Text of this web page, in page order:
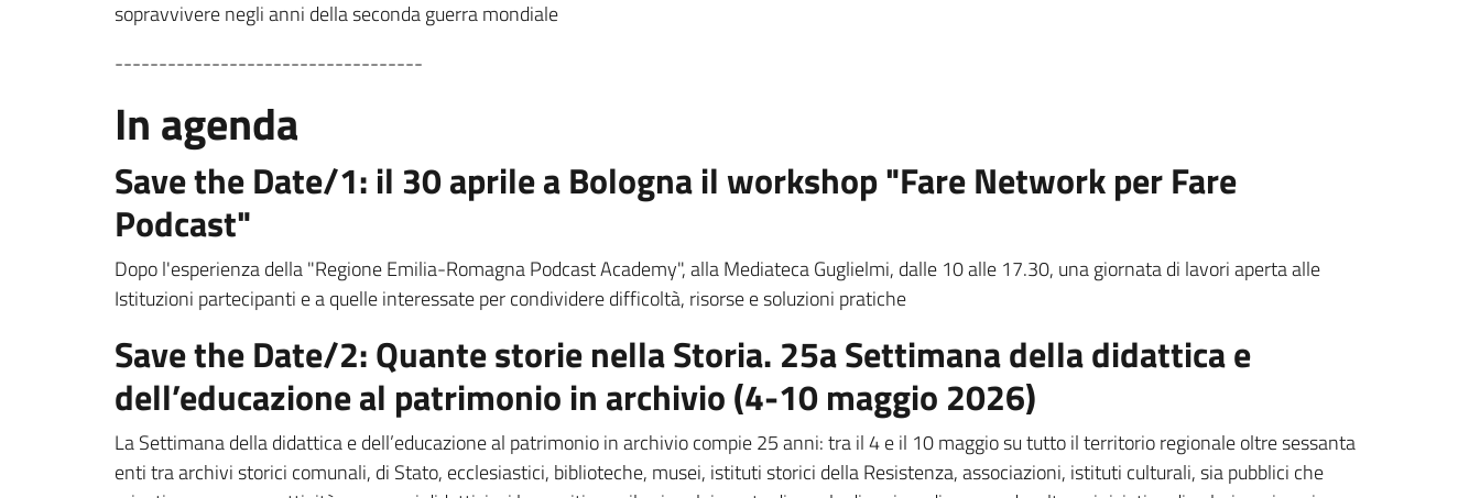
sopravvivere negli anni della seconda guerra mondiale
-----------------------------------
In agenda
Save the Date/1: il 30 aprile a Bologna il workshop "Fare Network per Fare
Podcast"
Dopo l'esperienza della "Regione Emilia-Romagna Podcast Academy", alla Mediateca Guglielmi, dalle 10 alle 17.30, una giornata di lavori aperta alle
Istituzioni partecipanti e a quelle interessate per condividere difficoltà, risorse e soluzioni pratiche
Save the Date/2:Quante storie nella Storia. 25a Settimana della didattica e
dell’educazione al patrimonio in archivio (4-10 maggio 2026)
La Settimana della didattica e dell’educazione al patrimonio in archivio compie 25 anni: tra il 4 e il 10 maggio su tutto il territorio regionale oltre sessanta
enti tra archivi storici comunali, di Stato, ecclesiastici, biblioteche, musei, istituti storici della Resistenza, associazioni, istituti culturali, sia pubblici che